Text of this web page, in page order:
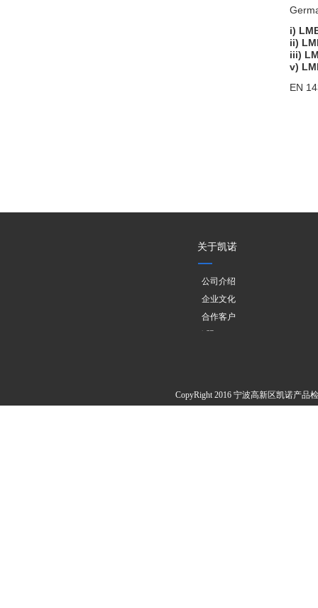
i)
ii)
iii)
v)
EN
公司介绍
企业文化
合作客户
CopyRight 2016 宁波高新区凯诺产
关于凯诺